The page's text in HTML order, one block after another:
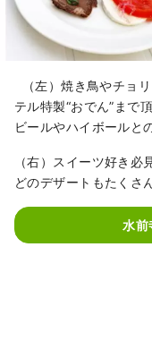
（左）焼き鳥やチョ
テル特製“おでん”まで
ビールやハイボールと
（右）スイーツ好き
どのデザートもたくさ
水前